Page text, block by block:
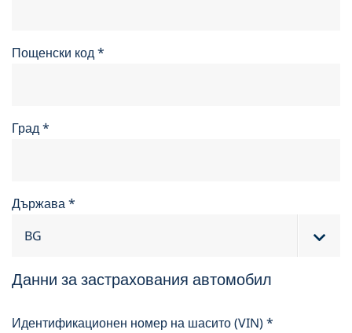
Пощенски код*
Град*
Държава*
Данни за застрахования автомобил
Идентификационен номер на шасито (VIN)*